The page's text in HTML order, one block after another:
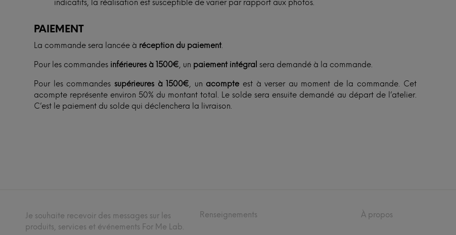
indicatifs, la réalisation est susceptible de varier par rapport aux photos.
PAIEMENT
La commande sera lancée à réception du paiement.
Pour les commandes inférieures à 1500€, un paiement intégral sera demandé à la commande.
Pour les commandes supérieures à 1500€, un acompteest à verser au moment de la commande. Cet
acompte représente environ 50% du montant total. Le solde sera ensuite demandé au départ de l’atelier.
C’est le paiement du solde qui déclenchera la livraison.
Je souhaite recevoir des messages sur les
produits, services et événements For Me Lab.
Renseignements À propos